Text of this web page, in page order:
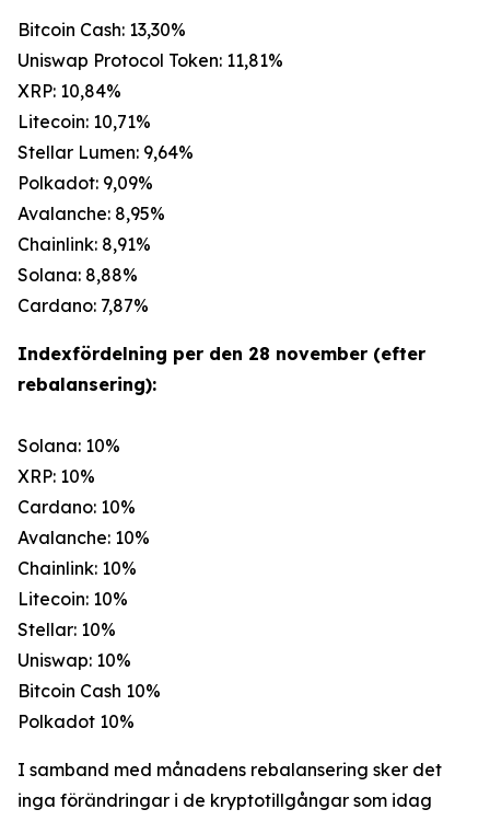
Bitcoin Cash: 13,30%
Uniswap Protocol Token: 11,81%
XRP: 10,84%
Litecoin: 10,71%
Stellar Lumen: 9,64%
Polkadot: 9,09%
Avalanche: 8,95%
Chainlink: 8,91%
Solana: 8,88%
Cardano: 7,87%
Indexfördelning per den 28 november (efter
rebalansering):
Solana: 10%
XRP: 10%
Cardano: 10%
Avalanche: 10%
Chainlink: 10%
Litecoin: 10%
Stellar: 10%
Uniswap: 10%
Bitcoin Cash 10%
Polkadot 10%
I samband med månadens rebalansering sker det
inga förändringar i de kryptotillgångar som idag